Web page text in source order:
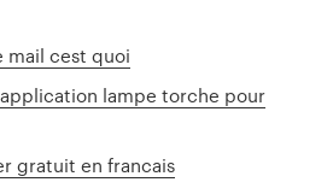
mail cest quoi
lampe torche pour
gratuit en francais